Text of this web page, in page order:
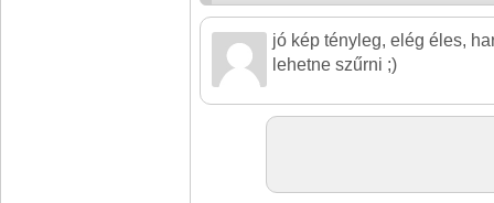
jó kép tényleg, elég éles,
lehetne szűrni ;)